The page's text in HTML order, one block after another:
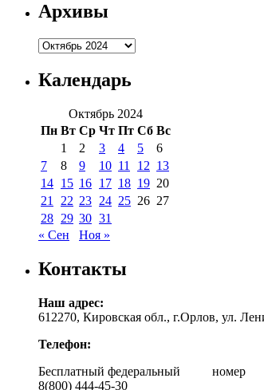
Архивы
Архивы
Календарь
Октябрь 2024
Пн Вт Ср Чт Пт Сб Вс
1
2 3 4 5
6
7
8 9 10 11 12 13
14 15 16 17 18 19 20
21
22 23 24 25 26 27
28 29 30 31
« Сен
Ноя »
Контакты
Наш адрес:
612270, Кировская обл., г.Орлов, ул.
Телефон:
Бесплатный федеральный номер
8(800) 444-45-30